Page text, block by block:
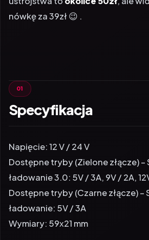
nówkę za 39zł 😉 .
Specyfikacja
Dostępne tryby (Zielone złącze) –
ładowanie 3.0: 5V / 3A, 9V / 2A,
Dostępne tryby (Czarne złącze) –
ładowanie: 5V / 3A
Wymiary: 59х21 mm